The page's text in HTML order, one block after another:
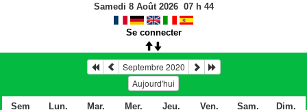
Samedi 8 Août 2026 07h 44
Se connecter
Septembre 2020
Aujourd'hui
Sem Lun. Mar. Mer. Jeu. Ven. Sam.
Dim.